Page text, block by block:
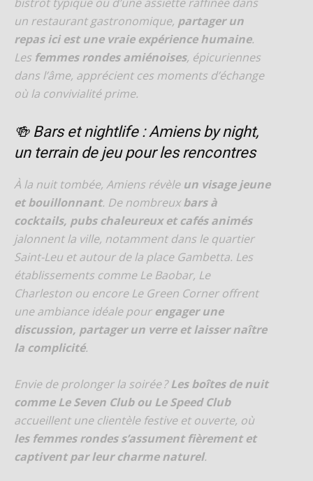
un restaurant gastronomique, partager un
repas ici est une vraie expérience humaine.
Les femmes rondes amiénoises, épicuriennes
dans l’âme, apprécient ces moments d’échange
où la convivialité prime.
🍻 Bars et nightlife : Amiens by night,
un terrain de jeu pour les rencontres
À la nuit tombée, Amiens révèle un visage jeune
et bouillonnant. De nombreuxbars à
cocktails, pubs chaleureux et cafés animés
jalonnent la ville, notamment dans le quartier
Saint-Leu et autour de la place Gambetta. Les
établissements comme Le Baobar, Le
Charleston ou encore Le Green Corner offrent
une ambiance idéale pour engager une
discussion, partager un verre et laisser naître
la complicité.
Envie de prolonger la soirée ?Les boîtes de nuit
comme Le Seven Club ou Le Speed Club
accueillent une clientèle festive et ouverte, où
les femmes rondes s’assument fièrement et
captivent par leur charme naturel.